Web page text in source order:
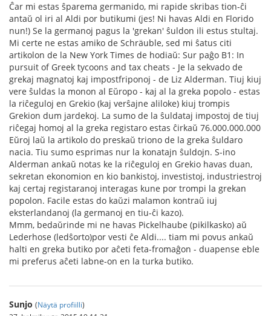
Ĉar mi estas ŝparema germanido, mi rapide skribas tion-ĉi
antaŭ ol iri al Aldi por butikumi (jes! Ni havas Aldi en Florido
nun!) Se la germanoj pagus la 'grekan' ŝuldon ili estus stultaj.
Mi certe ne estas amiko de Schräuble, sed mi ŝatus citi
artikolon de la New York Times de hodiaŭ: Sur paĝo B1: In
pursuit of Greek tycoons and tax cheats - Je la sekvado de
grekaj magnatoj kaj impostfriponoj - de Liz Alderman. Tiuj kiuj
vere ŝuldas la monon al Eŭropo - kaj al la greka popolo - estas
la riĉeguloj en Grekio (kaj verŝajne aliloke) kiuj trompis
Grekion dum jardekoj. La sumo de la ŝuldataj impostoj de tiuj
riĉegaj homoj al la greka registaro estas ĉirkaŭ 76.000.000.000
Eŭroj laŭ la artikolo do preskaŭ triono de la greka ŝuldaro
nacia. Tiu sumo esprimas nur la konatajn ŝuldojn. S-ino
Alderman ankaŭ notas ke la riĉeguloj en Grekio havas duan,
sekretan ekonomion en kio bankistoj, investistoj, industriestroj
kaj certaj registaranoj interagas kune por trompi la grekan
popolon. Facile estas do kaŭzi malamon kontraŭ iuj
eksterlandanoj (la germanoj en tiu-ĉi kazo).
Mmm, bedaŭrinde mi ne havas Pickelhaube (pikilkasko) aŭ
Lederhose (ledŝorto)por vesti ĉe Aldi.... tiam mi povus ankaŭ
halti en greka butiko por aĉeti feta-fromaĝon - duapense eble
mi preferus aĉeti labne-on en la turka butiko.
Sunjo (Näytä profiilli)